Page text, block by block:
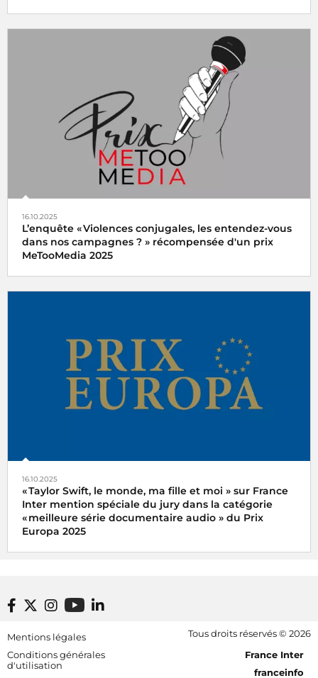
Le Prix Varenne 2025 récompense Sandrine Etoa-
La part manquante
16.10.2025
L’enquête « Violences conjugales, les entendez-vous
dans nos campagnes ? » récompensée d'un prix
MeTooMedia 2025
Interception « Violences conjugales, les entendez-vous
dans nos campagnes ? » sur France Inter
16.10.2025
« Taylor Swift, le monde, ma fille et moi » sur France
Inter mention spéciale du jury dans la catégorie
« meilleure série documentaire audio » du Prix
Europa 2025
Le podcast « Taylor Swift, le monde, ma fille et moi » de
Xavier Yvon a reçu la mention spéciale du jury dans la
Europa 2025
Footer bottom
Mentions légales
Conditions générales
d'utilisation
Tous droits réservés © 2026
[RDF] Pied de page - Mobile
France Inter
franceinfo